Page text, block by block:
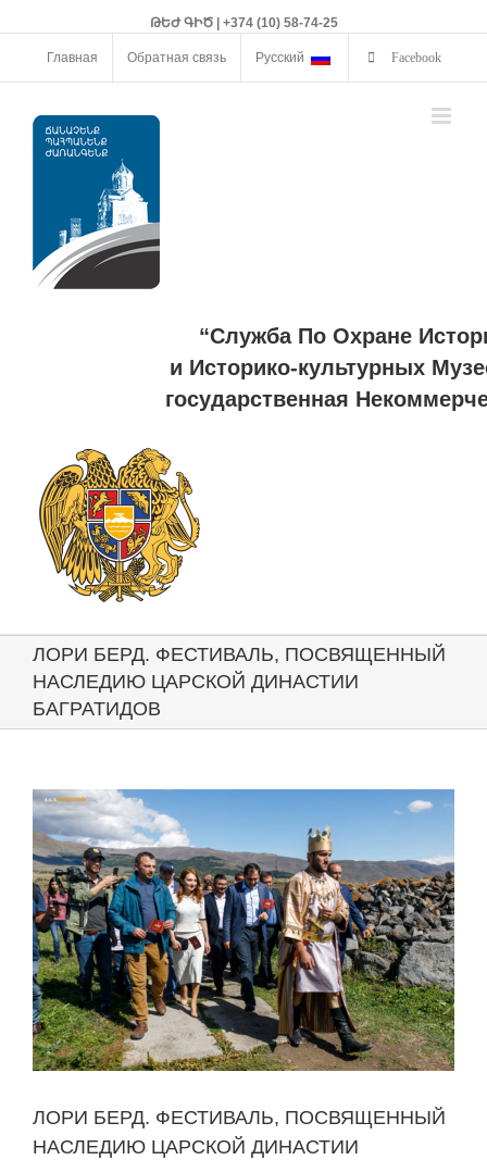
ԹԵԺ ԳԻԾ | +374 (10) 58-74-25
Главная Обратная связь Русский Facebook
“Служба По Охране
и Историко-культурных
государственная
ЛОРИ БЕРД. ФЕСТИВАЛЬ, ПОСВЯЩЕННЫЙ
НАСЛЕДИЮ ЦАРСКОЙ ДИНАСТИИ
БАГРАТИДОВ
View
Larger
Image
ЛОРИ БЕРД. ФЕСТИВАЛЬ, ПОСВЯЩЕННЫЙ
НАСЛЕДИЮ ЦАРСКОЙ ДИНАСТИИ